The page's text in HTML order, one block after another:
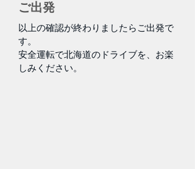
ご出発
以上の確認が終わりましたらご出発で
す。
安全運転で北海道のドライブを、お楽
しみください。